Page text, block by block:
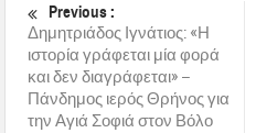
Previous :
Δημητριάδος Ιγνάτιος: «Η
ιστορία γράφεται μία φορά
και δεν διαγράφεται» –
Πάνδημος ιερός Θρήνος για
την Αγιά Σοφιά στον Βόλο